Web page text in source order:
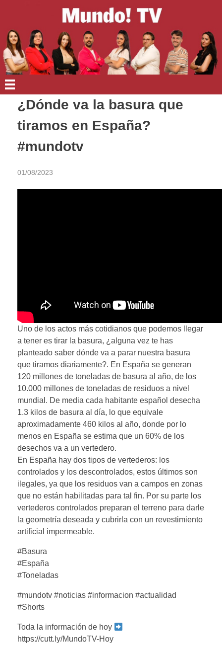
EN PORTADA
¿Dónde va la basura que
tiramos en España?
#mundotv
01/08/2023
Uno de los actos más cotidianos que podemos llegar
a tener es tirar la basura, ¿alguna vez te has
planteado saber dónde va a parar nuestra basura
que tiramos diariamente?. En España se generan
120 millones de toneladas de basura al año, de los
10.000 millones de toneladas de residuos a nivel
mundial. De media cada habitante español desecha
1.3 kilos de basura al día, lo que equivale
aproximadamente 460 kilos al año, donde por lo
menos en España se estima que un 60% de los
desechos va a un vertedero.
En España hay dos tipos de vertederos: los
controlados y los descontrolados, estos últimos son
ilegales, ya que los residuos van a campos en zonas
que no están habilitadas para tal fin. Por su parte los
vertederos controlados preparan el terreno para darle
la geometría deseada y cubrirla con un revestimiento
artificial impermeable.
#Basura
#España
#Toneladas
#mundotv #noticias #informacion #actualidad
#Shorts
Toda la información de hoy
https://cutt.ly/MundoTV-Hoy